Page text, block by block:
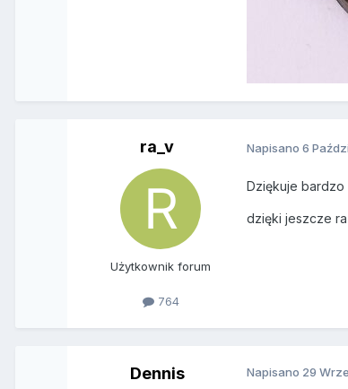
ra_v
Użytkownik forum
764
Napisano6
Dziękuje bardzo
dzięki jeszcze
Dennis Napisano 29